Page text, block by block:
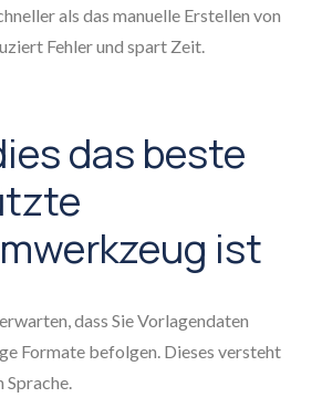
als das manuelle Erstellen von
Fehler und spart Zeit.
das beste
ist
dass Sie Vorlagendaten
Formate befolgen. Dieses versteht
Sprache.